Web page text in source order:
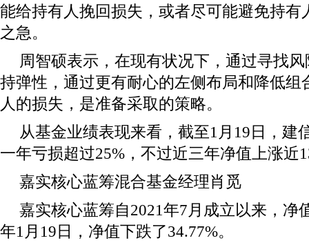
能给持有人挽回损失，或者尽可能避免持有
之急。
周智硕表示，在现有状况下，通过寻找
持弹性，通过更有耐心的左侧布局和降低组
人的损失，是准备采取的策略。
从基金业绩表现来看，截至1月19日，建
一年亏损超过25%，不过近三年净值上涨近
嘉实核心蓝筹混合基金经理肖觅
嘉实核心蓝筹自2021年7月成立以来，净
年1月19日，净值下跌了34.77%。